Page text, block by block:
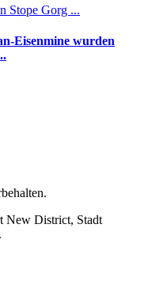
Stope Gorg ...
Eisenmine wurden
New District, Stadt